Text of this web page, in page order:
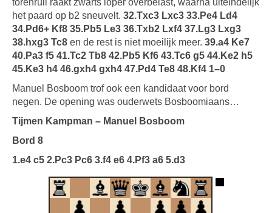
torenruil raakt zwarts loper overbelast, waarna uiteindelijk
het paard op b2 sneuvelt. 32.Txc3 Lxc3 33.Pe4 Ld4
34.Pd6+ Kf8 35.Pb5 Le3 36.Txb2 Lxf4 37.Lg3 Lxg3
38.hxg3 Tc8 en de rest is niet moeilijk meer. 39.a4 Ke7
40.Pa3 f5 41.Tc2 Tb8 42.Pb5 Kf6 43.Tc6 g5 44.Ke2 h5
45.Ke3 h4 46.gxh4 gxh4 47.Pd4 Te8 48.Kf4 1–0
Manuel Bosboom trof ook een kandidaat voor bord
negen. De opening was ouderwets Bosboomiaans…
Tijmen Kampman – Manuel Bosboom
Bord 8
1.e4 c5 2.Pc3 Pc6 3.f4 e6 4.Pf3 a6 5.d3